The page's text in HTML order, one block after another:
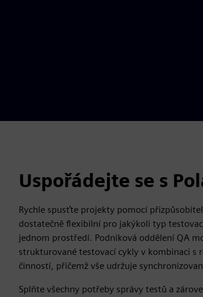
Uspořádejte se s
Rychle spusťte projekty pomocí
dostatečně flexibilní pro jakýkoli typ
jednom prostředí. Podniková oddělení QA
strukturované testovací cykly v kombinaci s
činností, přičemž vše udržuje
Splňte všechny potřeby správy testů a